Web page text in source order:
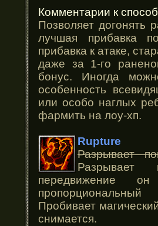
Комментарии к
Позволяет догонять
лучшая прибавка
прибавка к атаке,
даже за 1-го
бонус. Иногда
особенность
или особо наглых
фармить на лоу-хп.
Rupture
Разрывает
передвижение
Пробивает
снимается.